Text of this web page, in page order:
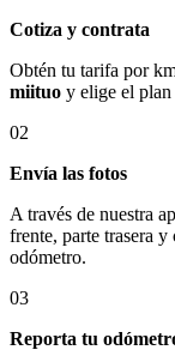
Cotiza y contrata
Obtén tu tarifa por
miituo y elige el plan
02
Envía las fotos
A través de nuestra
frente, parte trasera
odómetro.
03
Reporta tu